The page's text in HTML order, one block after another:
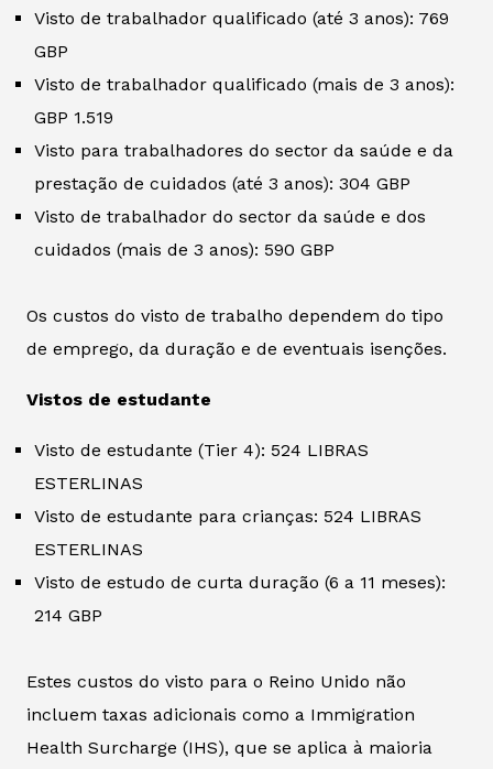
Visto de trabalhador qualificado (até 3 anos): 769
GBP
Visto de trabalhador qualificado (mais de 3 anos):
GBP 1.519
Visto para trabalhadores do sector da saúde e da
prestação de cuidados (até 3 anos): 304 GBP
Visto de trabalhador do sector da saúde e dos
cuidados (mais de 3 anos): 590 GBP
Os custos do visto de trabalho dependem do tipo
de emprego, da duração e de eventuais isenções.
Vistos de estudante
Visto de estudante (Tier 4): 524 LIBRAS
ESTERLINAS
Visto de estudante para crianças: 524 LIBRAS
ESTERLINAS
Visto de estudo de curta duração (6 a 11 meses):
214 GBP
Estes custos do visto para o Reino Unido não
incluem taxas adicionais como a Immigration
Health Surcharge (IHS), que se aplica à maioria